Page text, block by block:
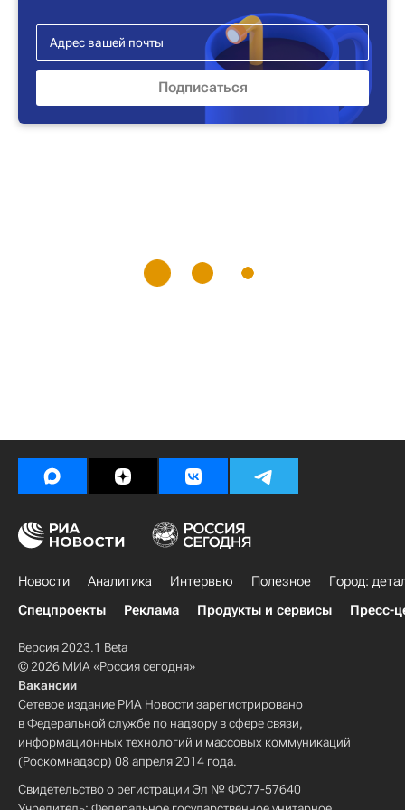
Новости Аналитика Интервью Полезное
Город:
Спецпроекты
Реклама Продукты и сервисы Пресс-
Версия 2023.1 Beta
© 2026 МИА «Россия сегодня»
Вакансии
Сетевое издание РИА Новости зарегистрировано
в Федеральной службе по надзору в сфере связи,
информационных технологий и массовых коммуникаций
(Роскомнадзор) 08 апреля 2014 года.
Свидетельство о регистрации Эл № ФС77-57640